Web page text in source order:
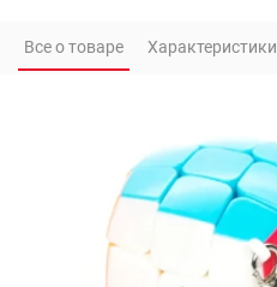
Все о товаре Характеристики